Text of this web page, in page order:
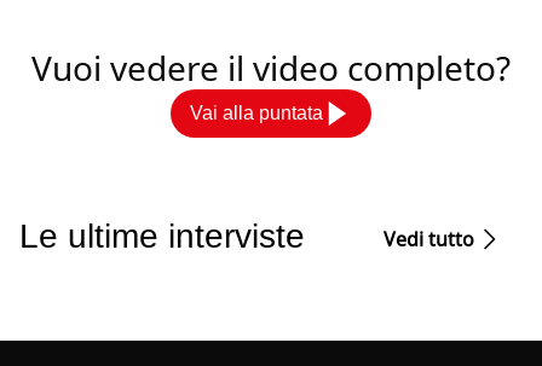
Vuoi vedere il video completo?
Vai alla puntata
Le ultime interviste Vedi tutto